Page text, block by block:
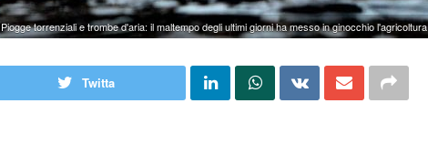
Piogge torrenziali e trombe d'aria: il maltempo degli ultimi giorni ha messo in ginocchio l'agricoltura
Twitta